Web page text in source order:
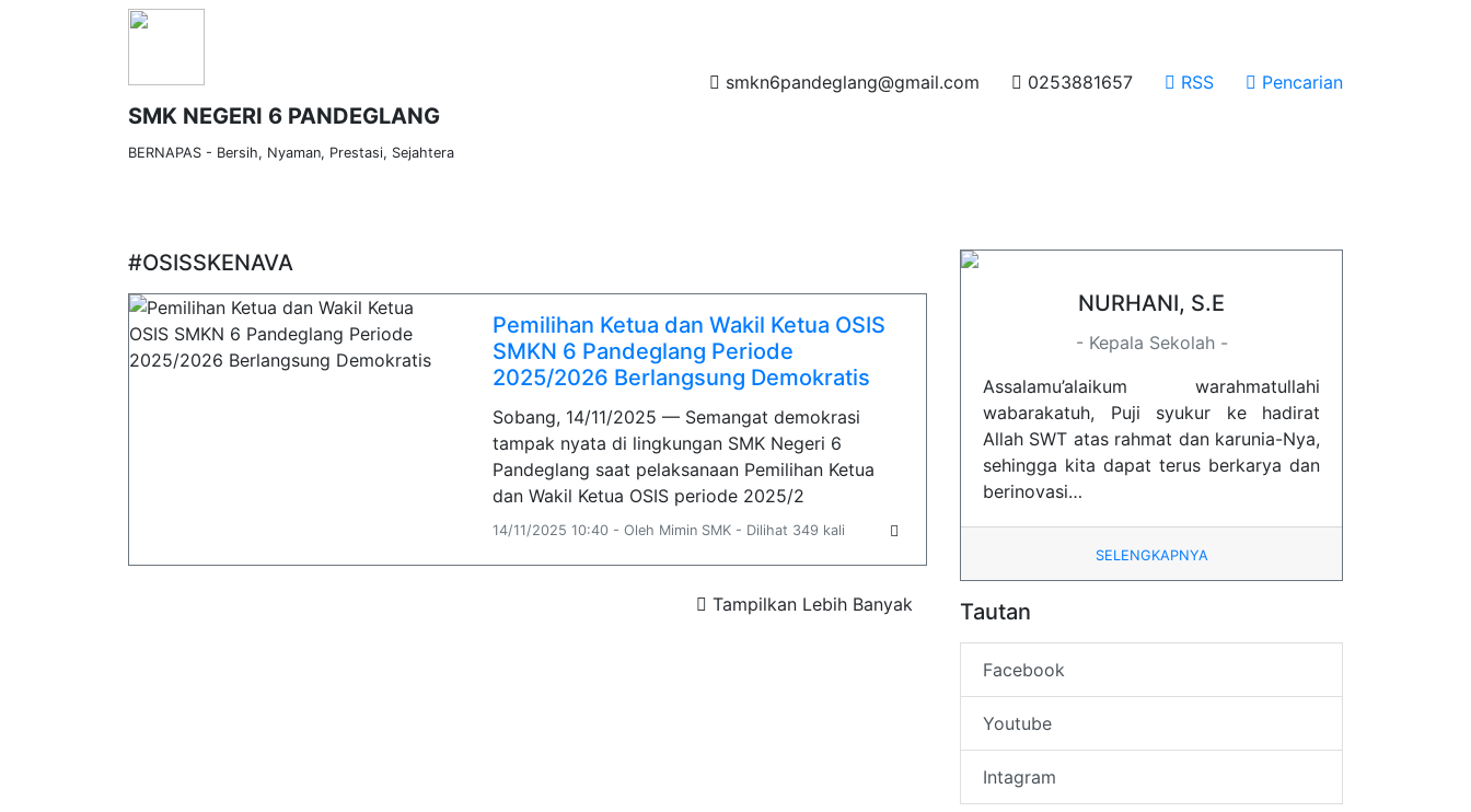
SMK NEGERI 6 PANDEGLANG
BERNAPAS - Bersih, Nyaman, Prestasi, Sejahtera
smkn6pandeglang@gmail.com 0253881657 RSS Pencarian
#OSISSKENAVA
Pemilihan Ketua dan Wakil Ketua OSIS
SMKN 6 Pandeglang Periode
2025/2026 Berlangsung Demokratis
Sobang, 14/11/2025 — Semangat demokrasi
tampak nyata di lingkungan SMK Negeri 6
Pandeglang saat pelaksanaan Pemilihan Ketua
dan Wakil Ketua OSIS periode 2025/2
14/11/2025 10:40 - Oleh Mimin SMK - Dilihat 349 kali
Tampilkan Lebih Banyak
NURHANI, S.E
- Kepala Sekolah -
Assalamu’alaikum warahmatullahi
wabarakatuh, Puji syukur ke hadirat
Allah SWT atas rahmat dan karunia-Nya,
sehingga kita dapat terus berkarya dan
berinovasi…
SELENGKAPNYA
Tautan
Facebook
Youtube
Intagram